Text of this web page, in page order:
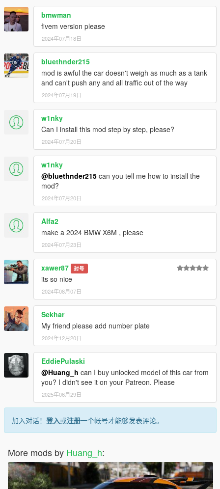
bmwman
fivem version please
2024年07月18日
bluethnder215
mod is awful the car doesn't weigh as much as a tank
and can't push any and all traffic out of the way
2024年07月19日
w1nky
Can I install this mod step by step, please?
2024年07月20日
w1nky
@bluethnder215 can you tell me how to install the
mod?
2024年07月20日
Alfa2
make a 2024 BMW X6M , please
2024年07月23日
xawer87 封号
its so nice
2024年08月07日
Sekhar
My friend please add number plate
2024年12月20日
EddiePulaski
@Huang_h can I buy unlocked model of this car from
you? I didn't see it on your Patreon. Please
2025年06月29日
加入对话！ 登入或注册一个帐号才能够发表评论。
More mods by Huang_h: